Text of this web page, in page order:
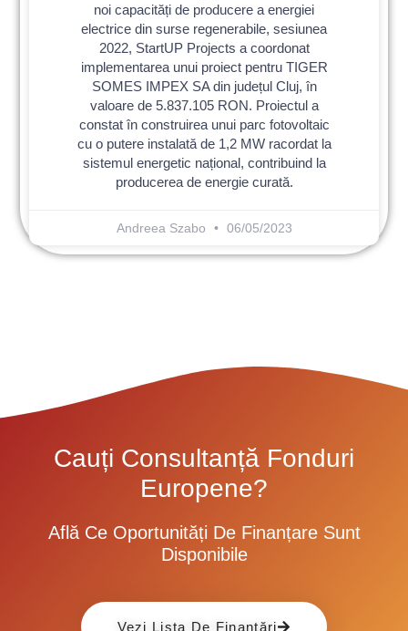
noi capacități de producere a energiei
electrice din surse regenerabile, sesiunea
2022, StartUP Projects a coordonat
implementarea unui proiect pentru TIGER
SOMES IMPEX SA din județul Cluj, în
valoare de 5.837.105 RON. Proiectul a
constat în construirea unui parc fotovoltaic
cu o putere instalată de 1,2 MW racordat la
sistemul energetic național, contribuind la
producerea de energie curată.
Andreea Szabo 06/05/2023
Cauți Consultanță Fonduri
Europene?
Află Ce Oportunități De Finanțare Sunt
Disponibile
Vezi Lista De Finanțări